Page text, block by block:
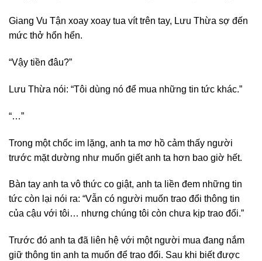
Giang Vu Tận xoay xoay tua vít trên tay, Lưu Thừa sợ đến
mức thở hổn hển.
“Vậy tiền đâu?”
Lưu Thừa nói: “Tôi dùng nó để mua những tin tức khác.”
“…”
Trong một chốc im lặng, anh ta mơ hồ cảm thấy người
trước mặt dường như muốn giết anh ta hơn bao giờ hết.
Bàn tay anh ta vô thức co giật, anh ta liền đem những tin
tức còn lại nói ra: “Vẫn có người muốn trao đổi thông tin
của cậu với tôi… nhưng chúng tôi còn chưa kịp trao đổi.”
Trước đó anh ta đã liên hệ với một người mua đang nắm
giữ thông tin anh ta muốn để trao đổi. Sau khi biết được